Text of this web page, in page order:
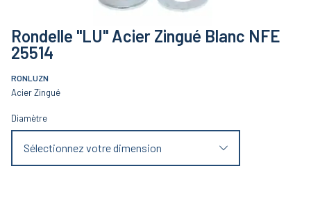
Rondelle "LU" Acier Zingué Blanc NFE
25514
RONLUZN
Acier Zingué
Diamètre
Sélectionnez votre dimension